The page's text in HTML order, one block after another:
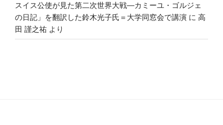
スイス公使が見た第二次世界大戦―カミーユ・ゴルジェ
の日記」を翻訳した鈴木光子氏＝大学同窓会で講演 に 高
田 謹之祐 より